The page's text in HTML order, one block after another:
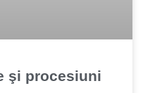
şi procesiuni